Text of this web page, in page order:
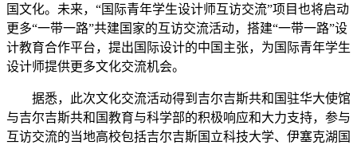
国文化。未来，“国际青年学生设计师互访交流”项目也将启动
更多“一带一路”共建国家的互访交流活动，搭建“一带一路”设
计教育合作平台，提出国际设计的中国主张，为国际青年学生
设计师提供更多文化交流机会。
据悉，此次文化交流活动得到吉尔吉斯共和国驻华大使馆
与吉尔吉斯共和国教育与科学部的积极响应和大力支持，参与
互访交流的当地高校包括吉尔吉斯国立科技大学、伊塞克湖国